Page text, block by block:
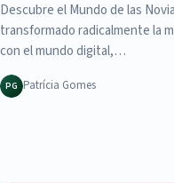
Descubre el Mundo de las
transformado radicalmente la
con el mundo digital,…
PG Patrícia Gomes